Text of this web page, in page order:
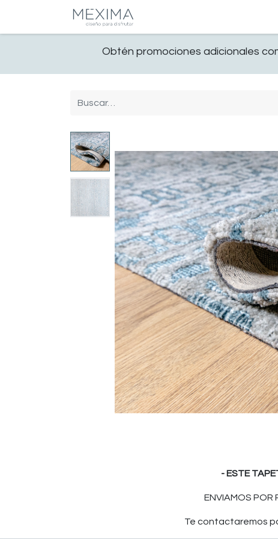
Obtén promociones adicionales
- ESTE
ENVIAMOS POR
Te contactaremos